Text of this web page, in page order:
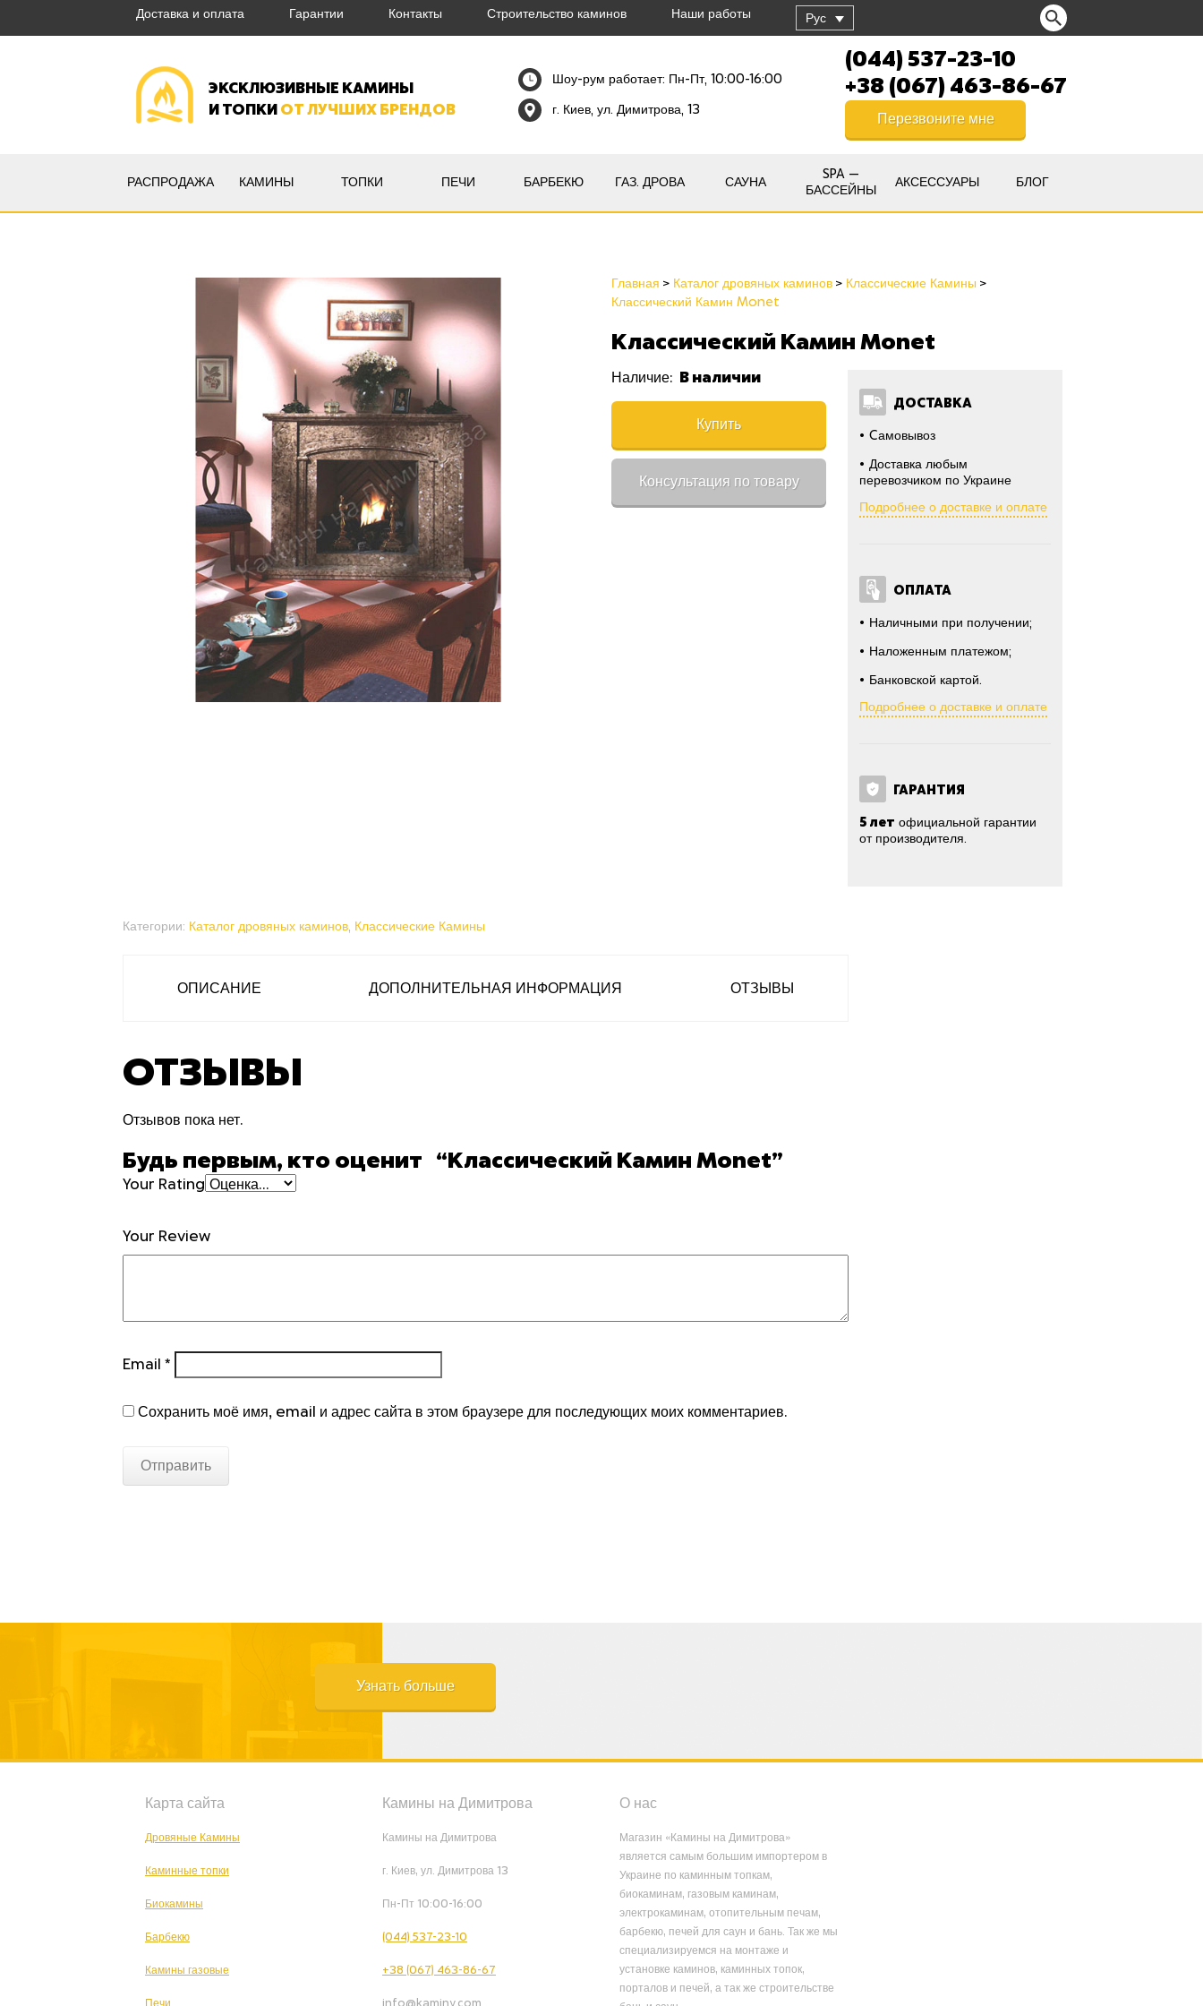
Доставка и оплата Гарантии Контакты Строительство каминов Наши работы Рус
ЭКСКЛЮЗИВНЫЕ КАМИНЫ
И ТОПКИОТ ЛУЧШИХ БРЕНДОВ
Шоу-рум работает: Пн-Пт, 10:00-16:00
г. Киев, ул. Димитрова, 13
(044) 537-23-10
+38 (067) 463-86-67
Перезвоните мне
РАСПРОДАЖА КАМИНЫ ТОПКИ ПЕЧИ БАРБЕКЮ ГАЗ. ДРОВА САУНА
SPA —
БАССЕЙНЫ
АКСЕССУАРЫ БЛОГ
Главная Каталог дровяных каминов
Классические Камины
Классический Камин Monet
Классический Камин Monet
Наличие: В наличии
Купить
Консультация по товару
ДОСТАВКА
Cамовывоз
Доставка любым
перевозчиком по Украине
Подробнее о доставке и оплате
ОПЛАТА
Наличными при получении;
Наложенным платежом;
Банковской картой.
Подробнее о доставке и оплате
ГАРАНТИЯ
5 лет официальной гарантии
от производителя.
Категории: Каталог дровяных каминов, Классические Камины
ОПИСАНИЕ ДОПОЛНИТЕЛЬНАЯ ИНФОРМАЦИЯ ОТЗЫВЫ
ОТЗЫВЫ
Отзывов пока нет.
Будь первым, кто оценит “Классический Камин Monet”
Your Rating
Your Review
Email *
Сохранить моё имя, email и адрес сайта в этом браузере для последующих моих комментариев.
Узнать больше
Карта сайта
Дровяные Камины
Каминные топки
Биокамины
Барбекю
Камины газовые
Печи
Камины на Димитрова
Камины на Димитрова
г. Киев, ул. Димитрова 13
Пн-Пт 10:00-16:00
(044) 537-23-10
+38 (067) 463-86-67
info@kaminy.com
О нас
Магазин «Камины на Димитрова»
является самым большим импортером в
Украине по каминным топкам,
биокаминам, газовым каминам,
электрокаминам, отопительным печам,
барбекю, печей для саун и бань. Так же мы
специализируемся на монтаже и
установке каминов, каминных топок,
порталов и печей, а так же строительстве